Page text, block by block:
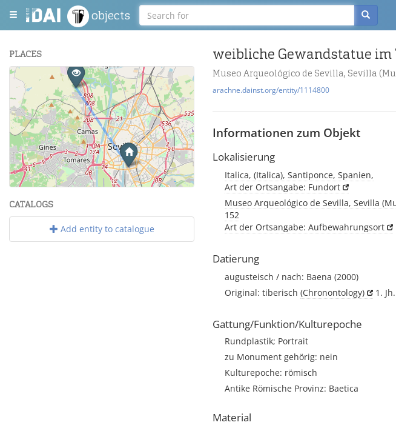
objects
PLACES
+
−
Leaflet| Maps and Data ©OpenStreetMap.
CATALOGS
Add entity to catalogue
Museo Arqueológico de Sevilla, Sevilla
arachne.dainst.org/entity/1114800
Informationen zum Objekt
Lokalisierung
Italica, (Italica), Santiponce, Spanien,
Art der Ortsangabe: Fundort
Museo Arqueológico de Sevilla, Sevilla
152
Art der Ortsangabe: Aufbewahrungsort
Datierung
augusteisch / nach: Baena (2000)
Original: tiberisch (Chronontology) 1.
Gattung/Funktion/Kulturepoche
Rundplastik; Portrait
zu Monument gehörig: nein
Kulturepoche: römisch
Antike Römische Provinz: Baetica
Material